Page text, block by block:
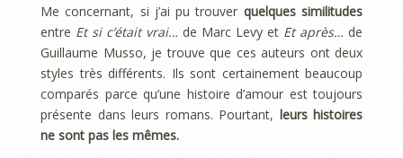
Me concernant, si j’ai pu trouver quelques similitudes
entre Et si c’était vrai… de Marc Levy et Et après… de
Guillaume Musso, je trouve que ces auteurs ont deux
styles très différents. Ils sont certainement beaucoup
comparés parce qu’une histoire d’amour est toujours
présente dans leurs romans. Pourtant, leurs histoires
ne sont pas les mêmes.